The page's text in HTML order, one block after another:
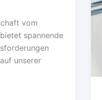
vom
spannende
unserer